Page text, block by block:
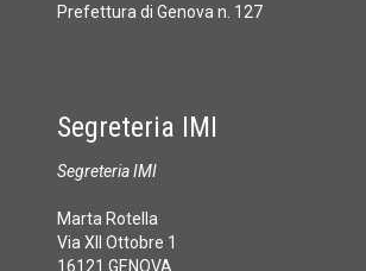
Prefettura di Genova n. 127
Segreteria IMI
Segreteria IMI
Marta Rotella
Via XII Ottobre 1
16121 GENOVA